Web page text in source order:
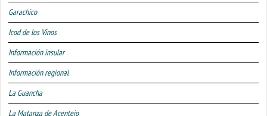
Garachico
Icod de los Vinos
Información insular
Información regional
La Guancha
La Matanza de Acentejo